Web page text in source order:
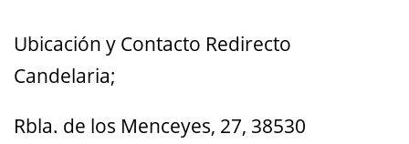
Ubicación y Contacto Redirecto
Candelaria;
Rbla. de los Menceyes, 27, 38530